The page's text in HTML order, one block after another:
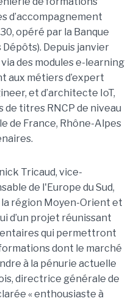
d’accompagnement
opéré par la Banque
Depuis janvier
des modules e-learning
aux métiers d’expert
et d’architecte IoT,
de titres RNCP de niveau
de France, Rhône-Alpes
Tricaud, vice-
de l'Europe du Sud,
région Moyen-Orient et
d’un projet réunissant
qui permettront
dont le marché
à la pénurie actuelle
directrice générale de
« enthousiaste à